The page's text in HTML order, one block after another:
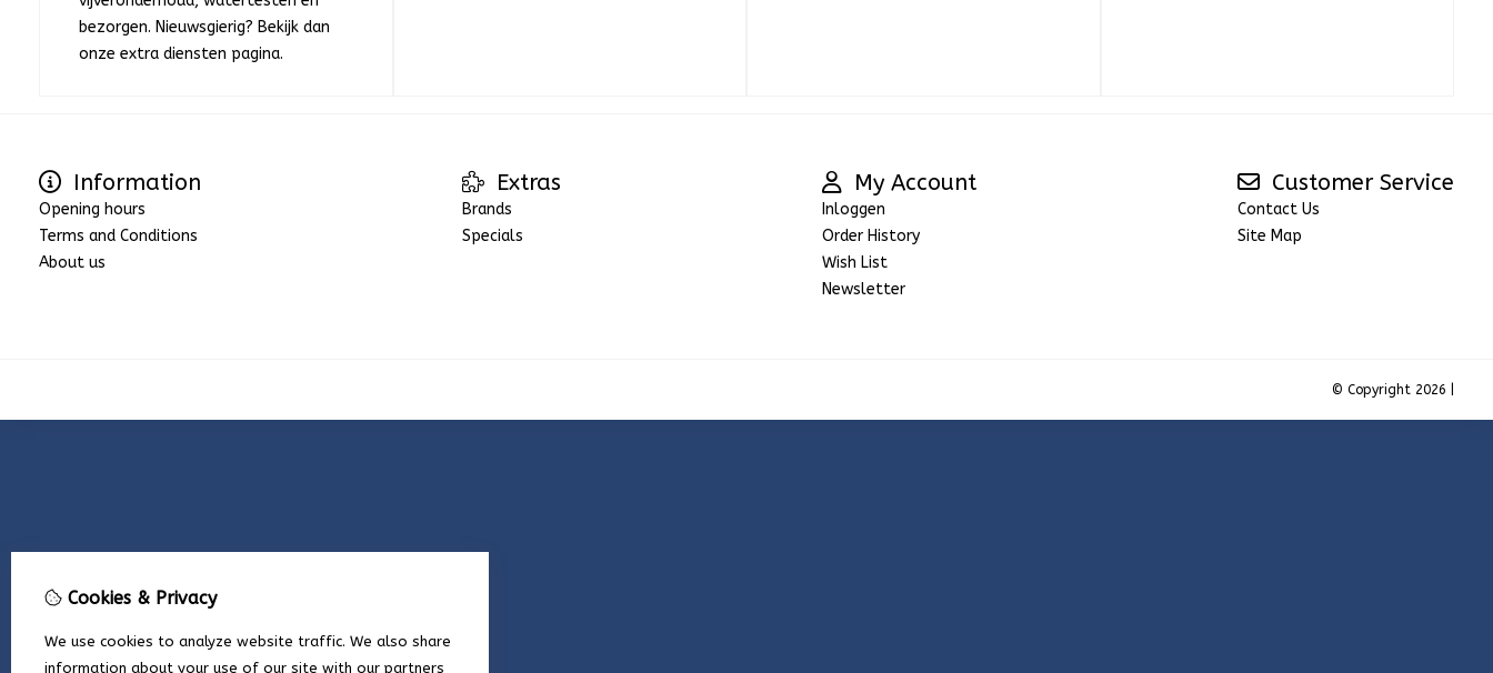
bezorgen. Nieuwsgierig? Bekijk dan
onze extra diensten pagina.
Information
Opening hours
Terms and Conditions
About us
Extras
Brands
Specials
My Account
Inloggen
Order History
Wish List
Newsletter
Customer Service
Contact Us
Site Map
© Copyright 2026 |
Cookies & Privacy
We use cookies to analyze website traffic. We also share
information about your use of our site with our partners